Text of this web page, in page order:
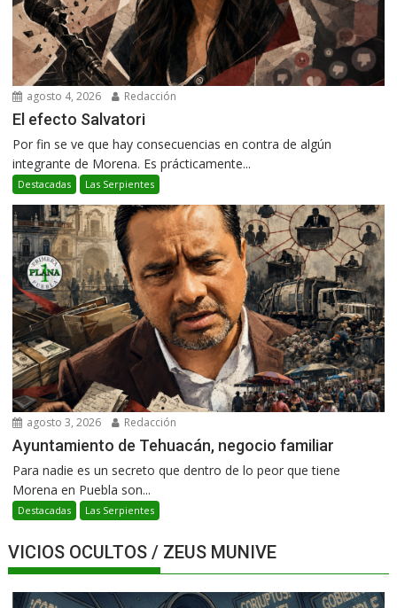
agosto 4, 2026 Redacción
El efecto Salvatori
Por fin se ve que hay consecuencias en contra de algún
integrante de Morena. Es prácticamente...
Destacadas Las Serpientes
agosto 3, 2026 Redacción
Ayuntamiento de Tehuacán, negocio familiar
Para nadie es un secreto que dentro de lo peor que tiene
Morena en Puebla son...
Destacadas Las Serpientes
VICIOS OCULTOS / ZEUS MUNIVE